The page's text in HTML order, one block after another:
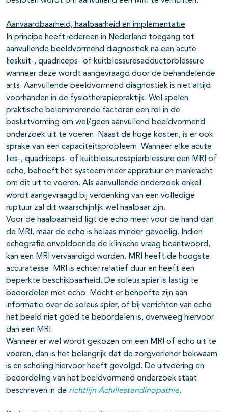
Aanvaardbaarheid, haalbaarheid en implementatie
In principe heeft iedereen in Nederland toegang tot
aanvullende beeldvormend diagnostiek na een acute
lieskuit-, quadriceps- of kuitblessuresadductorblessure
wanneer deze wordt aangevraagd door de behandelende
arts. Aanvullende beeldvormend diagnostiek is niet altijd
voorhanden in de fysiotherapiepraktijk. Wel spelen
praktische belemmerende factoren een rol in de
besluitvorming om wel/geen aanvullend beeldvormend
onderzoek uit te voeren. Naast de hoge kosten, is er ook
sprake van een capaciteitsprobleem. Wanneer elke acute
lies-, quadriceps- of kuitblessuresspierblessure een MRI of
echo, behoeft het systeem meer appratuur en mankracht
om dit uit te voeren. Als aanvullende onderzoek enkel
wordt aangevraagd bij verdenking van een volledige
ruptuur zal dit waarschijnlijk wel haalbaar zijn.
Voor de haalbaarheid ligt de echo meer voor de hand dan
de MRI, maar de echo is helaas minder gevoelig. Indien
echografie onvoldoende de klinische vraag beantwoord,
kan een MRI vervaardigd worden. MRI heeft de hoogste
accuratesse. MRI is echter relatief duur en heeft een
beperkte beschikbaarheid. De soleus spier is lastig te
beoordelen met echo. Mocht er behoefte zijn aan
informatie over de soleus spier, of bij verrichten van echo
het beeld niet goed te beoordelen is, overweeg hiervoor
dan een MRI.
Wanneer er wel wordt gekozen om een MRI of echo uit te
voeren, dan is het belangrijk dat de zorgverlener bekwaam
is en scholing hiervoor heeft gevolgd. De uitvoering en
beoordeling van het beeldvormend onderzoek staat
beschreven in de richtlijn Achillestendinopathie.